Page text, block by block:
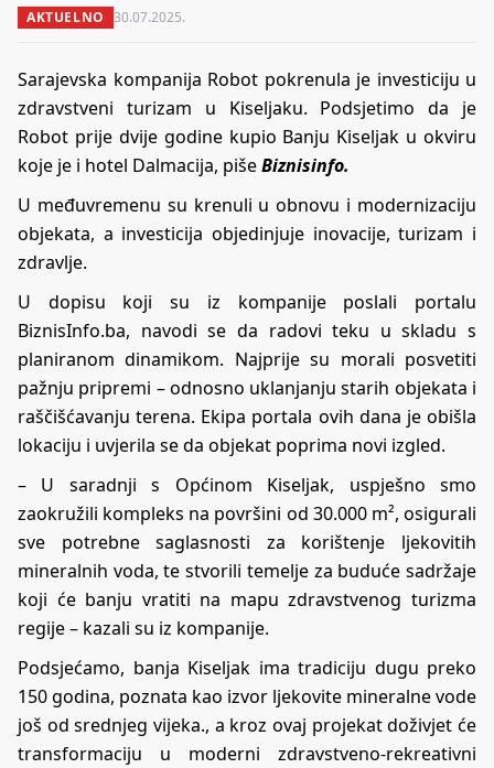
AKTUELNO 30.07.2025.
Sarajevska kompanija Robot pokrenula je investiciju u
zdravstveni turizam u Kiseljaku. Podsjetimo da je
Robot prije dvije godine kupio Banju Kiseljak u okviru
koje je i hotel Dalmacija, pišeBiznisinfo.
U međuvremenu su krenuli u obnovu i modernizaciju
objekata, a investicija objedinjuje inovacije, turizam i
zdravlje.
U dopisu koji su iz kompanije poslali portalu
BiznisInfo.ba, navodi se da radovi teku u skladu s
planiranom dinamikom. Najprije su morali posvetiti
pažnju pripremi – odnosno uklanjanju starih objekata i
raščišćavanju terena. Ekipa portala ovih dana je obišla
lokaciju i uvjerila se da objekat poprima novi izgled.
– U saradnji s Općinom Kiseljak, uspješno smo
zaokružili kompleks na površini od 30.000 m², osigurali
sve potrebne saglasnosti za korištenje ljekovitih
mineralnih voda, te stvorili temelje za buduće sadržaje
koji će banju vratiti na mapu zdravstvenog turizma
regije – kazali su iz kompanije.
Podsjećamo, banja Kiseljak ima tradiciju dugu preko
150 godina, poznata kao izvor ljekovite mineralne vode
još od srednjeg vijeka., a kroz ovaj projekat doživjet će
transformaciju u moderni zdravstveno-rekreativni